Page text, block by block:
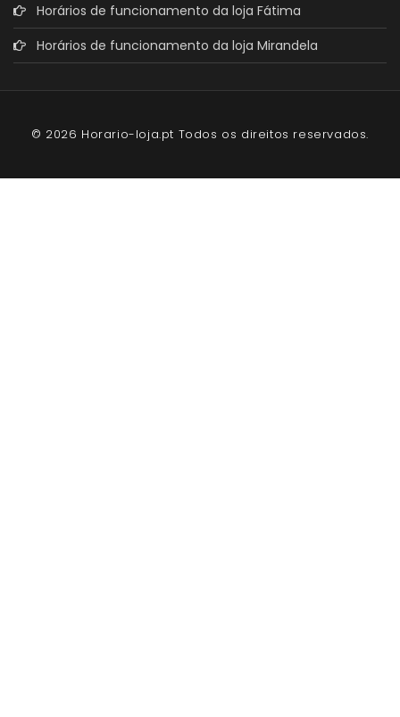
Horários de funcionamento da loja Fátima
Horários de funcionamento da loja Mirandela
© 2026 Horario-loja.pt Todos os direitos reservados.